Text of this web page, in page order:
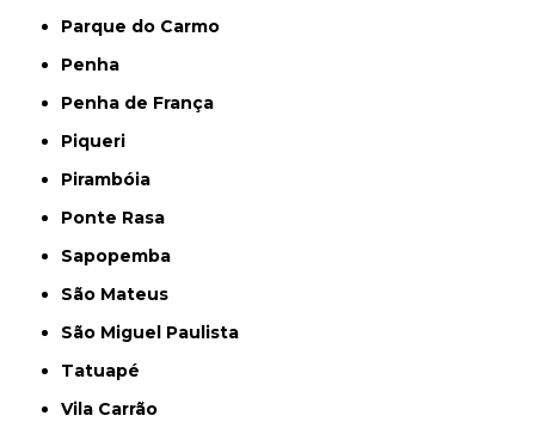
Parque do Carmo
Penha
Penha de França
Piqueri
Pirambóia
Ponte Rasa
Sapopemba
São Mateus
São Miguel Paulista
Tatuapé
Vila Carrão